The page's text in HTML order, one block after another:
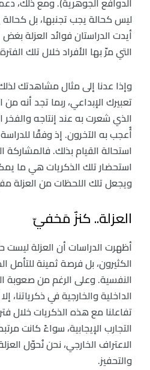
ليس كحالة يجب تجنبها، بل
أيدت الدراستان فوائد العزلة
التي مرّ بها الأفراد خلال تلك
وإذا عدنا إلى مثال مشاهدتك
تعبيرك الإبداعي، ربما تجد أنه من
الذي شعرت به عند إنتاجه
أُعجب به الآخرون. إذ وفقًا
استحالة القيام بذلك. فالمشاركة
استحضار تلك الذكريات هي ما
ويجعل تلك اللحظات من العزلة
العزلة.. كنزٌ مَخفيّ
أظهرت الدراسات أن العزلة ليست
الكثيرون، بل فرصة ثمينة للتأمل
النفسية. وعلى الرغم من صعوبة
الداخلية والخارجية في
تفاعلنا مع هذه الذكريات خلال
التجارب الإيجابية، سواءً كانت
الاعتراف الخارجي، نحن نُحوّل
والتحفيز.